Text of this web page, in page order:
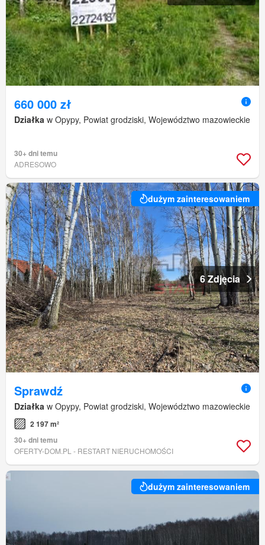
660 000 zł
Działka w Opypy, Powiat grodziski, Województwo mazowieckie
30+ dni temu
ADRESOWO
dużym zainteresowaniem
6 Zdjęcia
Sprawdź
Działka w Opypy, Powiat grodziski, Województwo mazowieckie
2 197 m²
30+ dni temu
OFERTY-DOM.PL - RESTART NIERUCHOMOŚCI
dużym zainteresowaniem